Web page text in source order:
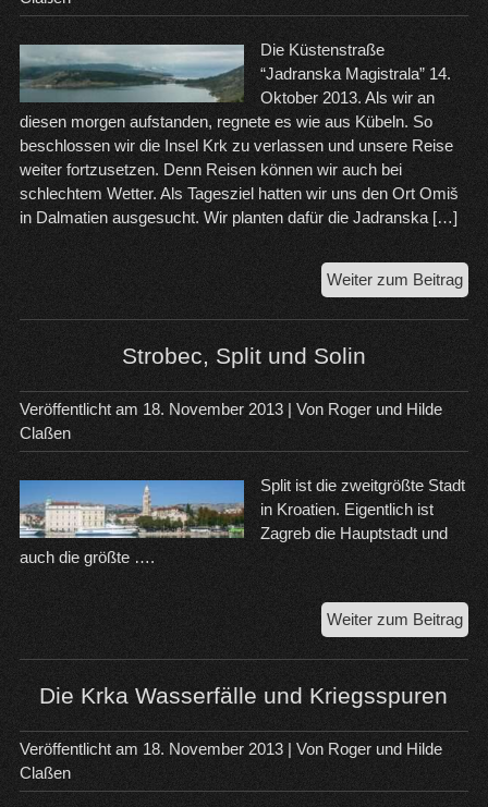
Die Küstenstraße
“Jadranska Magistrala” 14.
Oktober 2013. Als wir an
diesen morgen aufstanden, regnete es wie aus Kübeln. So
beschlossen wir die Insel Krk zu verlassen und unsere Reise
weiter fortzusetzen. Denn Reisen können wir auch bei
schlechtem Wetter. Als Tagesziel hatten wir uns den Ort Omiš
in Dalmatien ausgesucht. Wir planten dafür die Jadranska […]
Weiter zum BeitragAuf
der
Strobec, Split und Solin
Veröffentlicht am 18. November 2013| Von Roger und Hilde
Claßen
Split ist die zweitgrößte Stadt
in Kroatien. Eigentlich ist
Zagreb die Hauptstadt und
auch die größte ….
Weiter zum Beitrag
und
Die Krka Wasserfälle und Kriegsspuren
Veröffentlicht am 18. November 2013| Von Roger und Hilde
Claßen